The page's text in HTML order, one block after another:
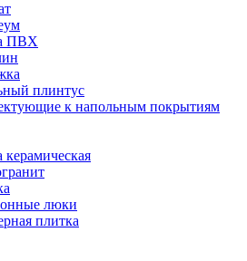
ПВХ
плинтус
к напольным покрытиям
керамическая
люки
плитка